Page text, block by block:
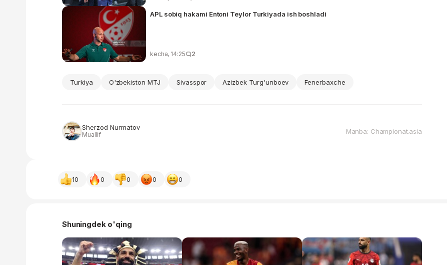
APL sobiq hakami Entoni Teylor Turkiyada ish boshladi
kecha, 14:25 2
Turkiya O'zbekiston MTJ Sivasspor Azizbek Turg'unboev Fenerbaxche
Sherzod Nurmatov
Muallif Manba: Championat.asia
10 0 0 0 0
Shuningdek o'qing